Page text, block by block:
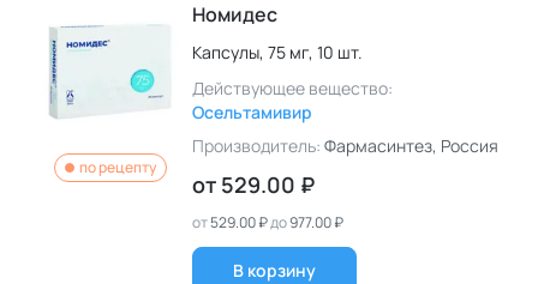
по рецепту
Номидес
Капсулы, 75 мг, 10 шт.
Действующее вещество:
Осельтамивир
Производитель: Фармасинтез, Россия
от 529.00 ₽
от529.00 ₽до977.00 ₽
В корзину